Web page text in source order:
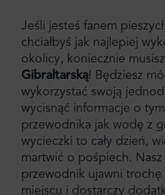
Jeśli jesteś fanem
chciałbyś jak najlepiej
okolicy, koniecznie
Gibraltarską! Będziesz
wykorzystać swoją
wycisnąć informacje o
przewodnika jak wodę z
wycieczki to cały dzień,
martwić o pośpiech.
przewodnik ujawni
miejscu i dostarczy